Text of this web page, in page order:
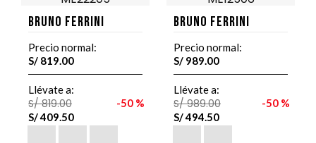
Bruno Ferrini
Precio normal:
S/ 819.00
Llévate a:
S/ 819.00
S/409.50
50 %
Bruno Ferrini
Precio normal:
S/ 989.00
Llévate a:
S/ 989.00
S/494.50
50 %